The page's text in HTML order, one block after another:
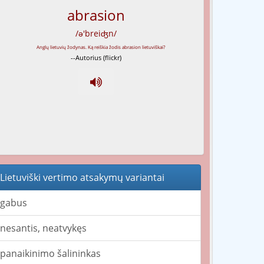
abrasion
/ə'breiʤn/
--Autorius (flickr)
Lietuviški vertimo atsakymų variantai
gabus
nesantis, neatvykęs
panaikinimo šalininkas